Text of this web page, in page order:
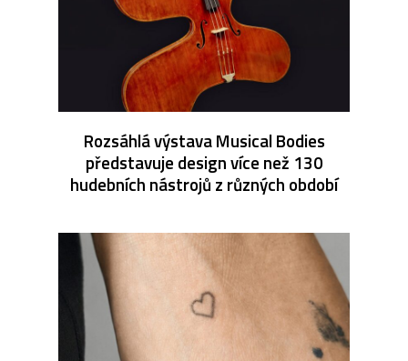
Rozsáhlá výstava Musical Bodies
představuje design více než 130
hudebních nástrojů z různých období